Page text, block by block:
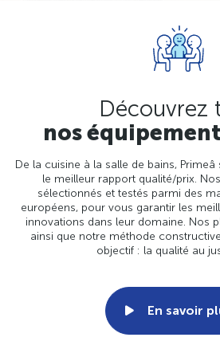
Découvrez
nos
De la cuisine à la salle de bains,
le meilleur rapport qualité/prix.
sélectionnés et testés parmi des
européens, pour vous garantir les
innovations dans leur domaine. Nos
ainsi que notre méthode
objectif : la qualité au
En savoir